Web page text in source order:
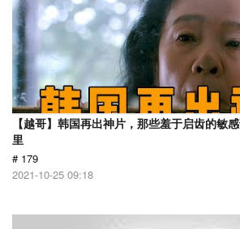
【越哥】韩国再出神片，那些羞于启齿的敏
里
# 179
2021-10-25 09:18